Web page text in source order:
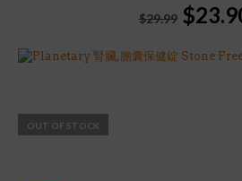
$29.99
was:
$
OUT OF STOCK